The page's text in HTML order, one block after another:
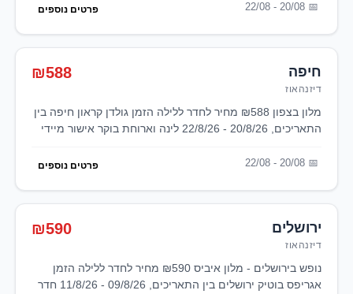
20/08 - 22/08 פרטים נוספים
חיפה
דיזנהאוז
₪588
מלון בצפון ₪588 מחיר לחדר ללילה הזמן גולדן קראון חיפה בין
התאריכים, 20/8/26 - 22/8/26 לינה וארוחת בוקר אישור מיידי
20/08 - 22/08 פרטים נוספים
ירושלים
דיזנהאוז
₪590
נופש בירושלים - מלון איביס ₪590 מחיר לחדר ללילה הזמן
אגריפס בוטיק ירושלים בין התאריכים, 09/8/26 - 11/8/26 חדר